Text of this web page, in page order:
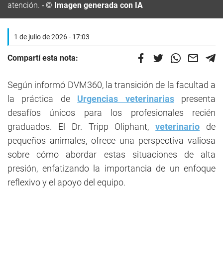
atención.
© Imagen generada con IA
1 de julio de 2026 - 17:03
Compartí esta nota:
Según informó DVM360, la transición de la facultad a
la práctica de Urgencias veterinariaspresenta
desafíos únicos para los profesionales recién
graduados. El Dr. Tripp Oliphant,veterinario de
pequeños animales, ofrece una perspectiva valiosa
sobre cómo abordar estas situaciones de alta
presión, enfatizando la importancia de un enfoque
reflexivo y el apoyo del equipo.